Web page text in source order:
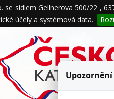
se sídlem Gellnerova 500/22 ,
účely a systémová data.
nás Naše služby
údajů